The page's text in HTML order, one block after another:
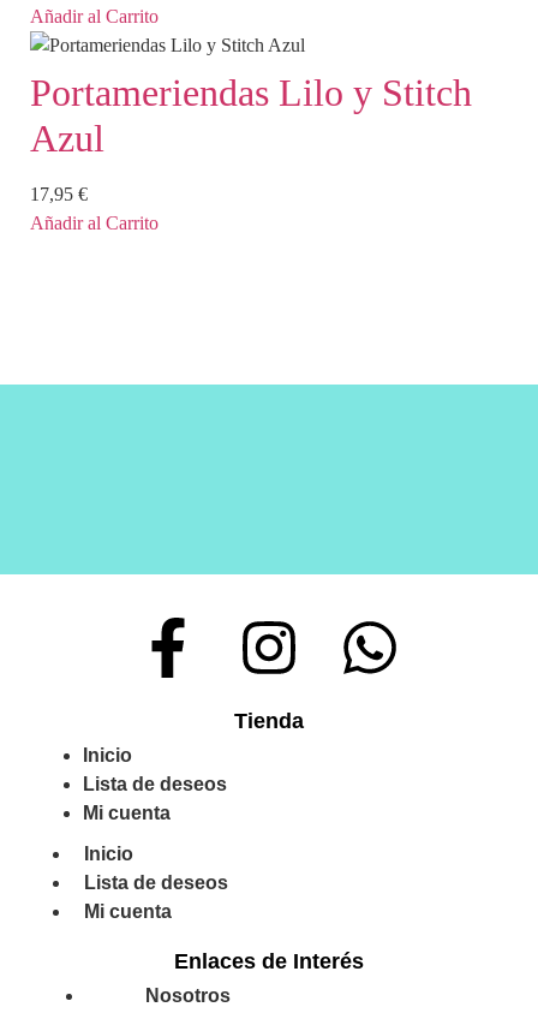
Añadir al Carrito
Portameriendas Lilo y Stitch
Azul
17,95 €
Añadir al Carrito
Tienda
Inicio
Lista de deseos
Mi cuenta
Inicio
Lista de deseos
Mi cuenta
Enlaces de Interés
Nosotros